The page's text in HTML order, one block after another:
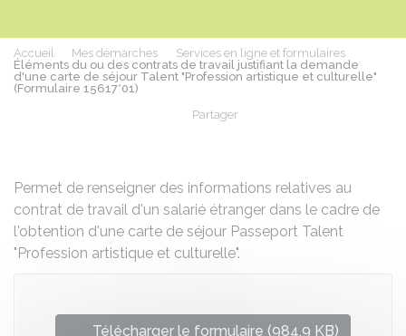
Accueil Mes démarches
Services en ligne et formulaires
Éléments du ou des contrats de travail justifiant la demande
d'une carte de séjour Talent "Profession artistique et culturelle"
(Formulaire 15617*01)
Partager
Permet de renseigner des informations relatives au
contrat de travail d'un salarié étranger dans le cadre de
l'obtention d'une carte de séjour Passeport Talent
"Profession artistique et culturelle".
Télécharger le formulaire (984.9 KB)